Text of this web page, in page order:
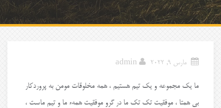
مارس 9, 2022 admin
ما یک مجموعه و یک تیم هستیم ، همه مخلوقات مومن به پروردکار
بی همتا ، موفقیت تک تک ما در گرو موفقیت همهء ما و تیم ماست ،